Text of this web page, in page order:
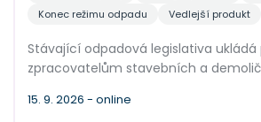
Konec režimu odpadu
Vedlejší produkt
Stávající odpadová legislativa
zpracovatelům stavebních a
řadu povinností. Cílem má být
využití těchto odpadů, a také
15. 9. 2026 - online